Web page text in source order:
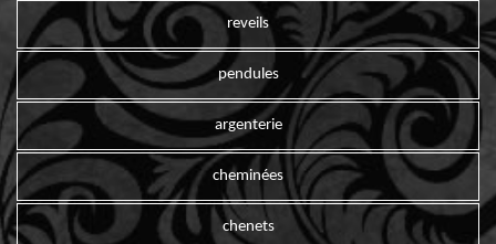
reveils
pendules
argenterie
cheminées
chenets